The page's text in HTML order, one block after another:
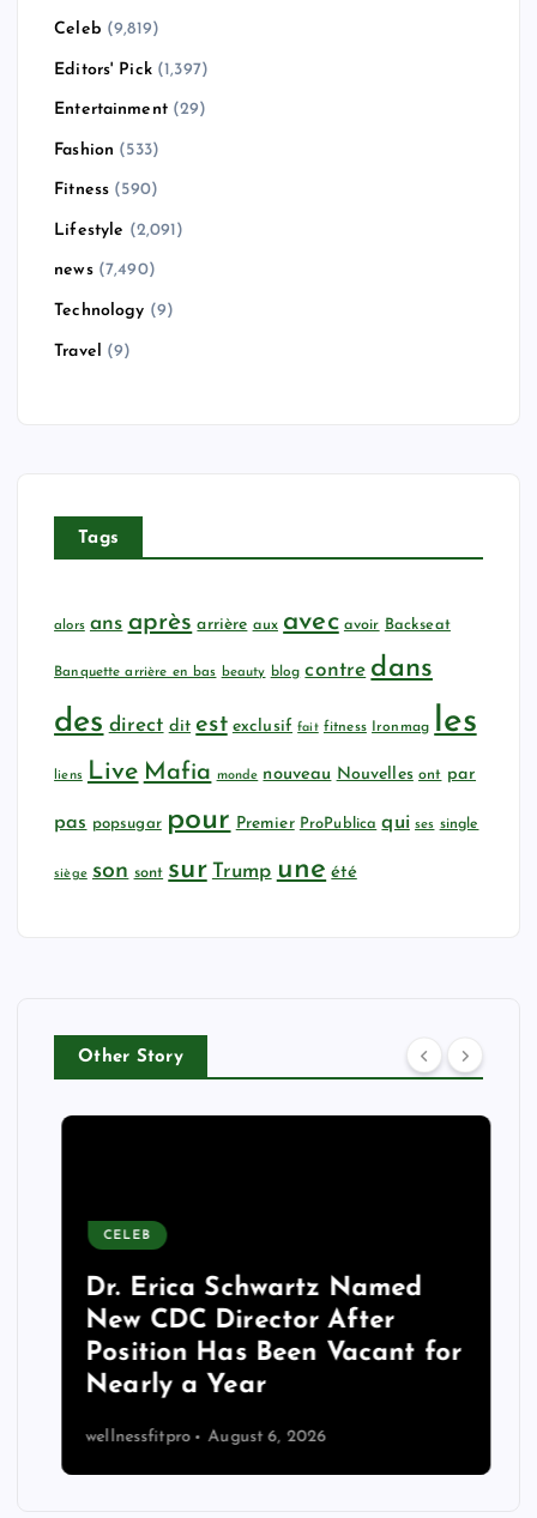
Celeb (9,819)
Editors' Pick(1,397)
Entertainment(29)
Fashion (533)
Fitness (590)
Lifestyle (2,091)
news(7,490)
Technology (9)
Travel (9)
Tags
alors ans après arrière aux avec avoir Backseat
Banquette arrière en bas beauty blog contre dans
des direct dit est exclusif fait fitness Ironmag les
liens Live Mafia monde nouveau Nouvelles ont par
pas popsugar pour Premier ProPublica qui ses single
siège son sont sur Trump une été
Other Story
CELEB
Dr. Erica Schwartz Named
New CDC Director After
Position Has Been Vacant for
Nearly a Year
wellnessfitpro August 6, 2026